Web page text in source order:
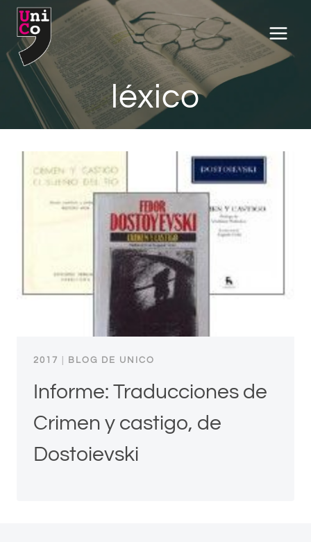
Saltar
contenido
léxico
2017 BLOG DE UNICO
Informe: Traducciones de
Crimen y castigo, de
Dostoievski